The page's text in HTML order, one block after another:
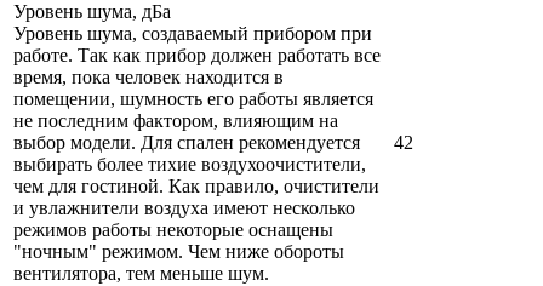
Уровень шума, дБа
Уровень шума, создаваемый прибором при
работе. Так как прибор должен работать все
время, пока человек находится в
помещении, шумность его работы является
не последним фактором, влияющим на
выбор модели. Для спален рекомендуется
выбирать более тихие воздухоочистители,
чем для гостиной. Как правило, очистители
и увлажнители воздуха имеют несколько
режимов работы некоторые оснащены
"ночным" режимом. Чем ниже обороты
вентилятора, тем меньше шум.
42